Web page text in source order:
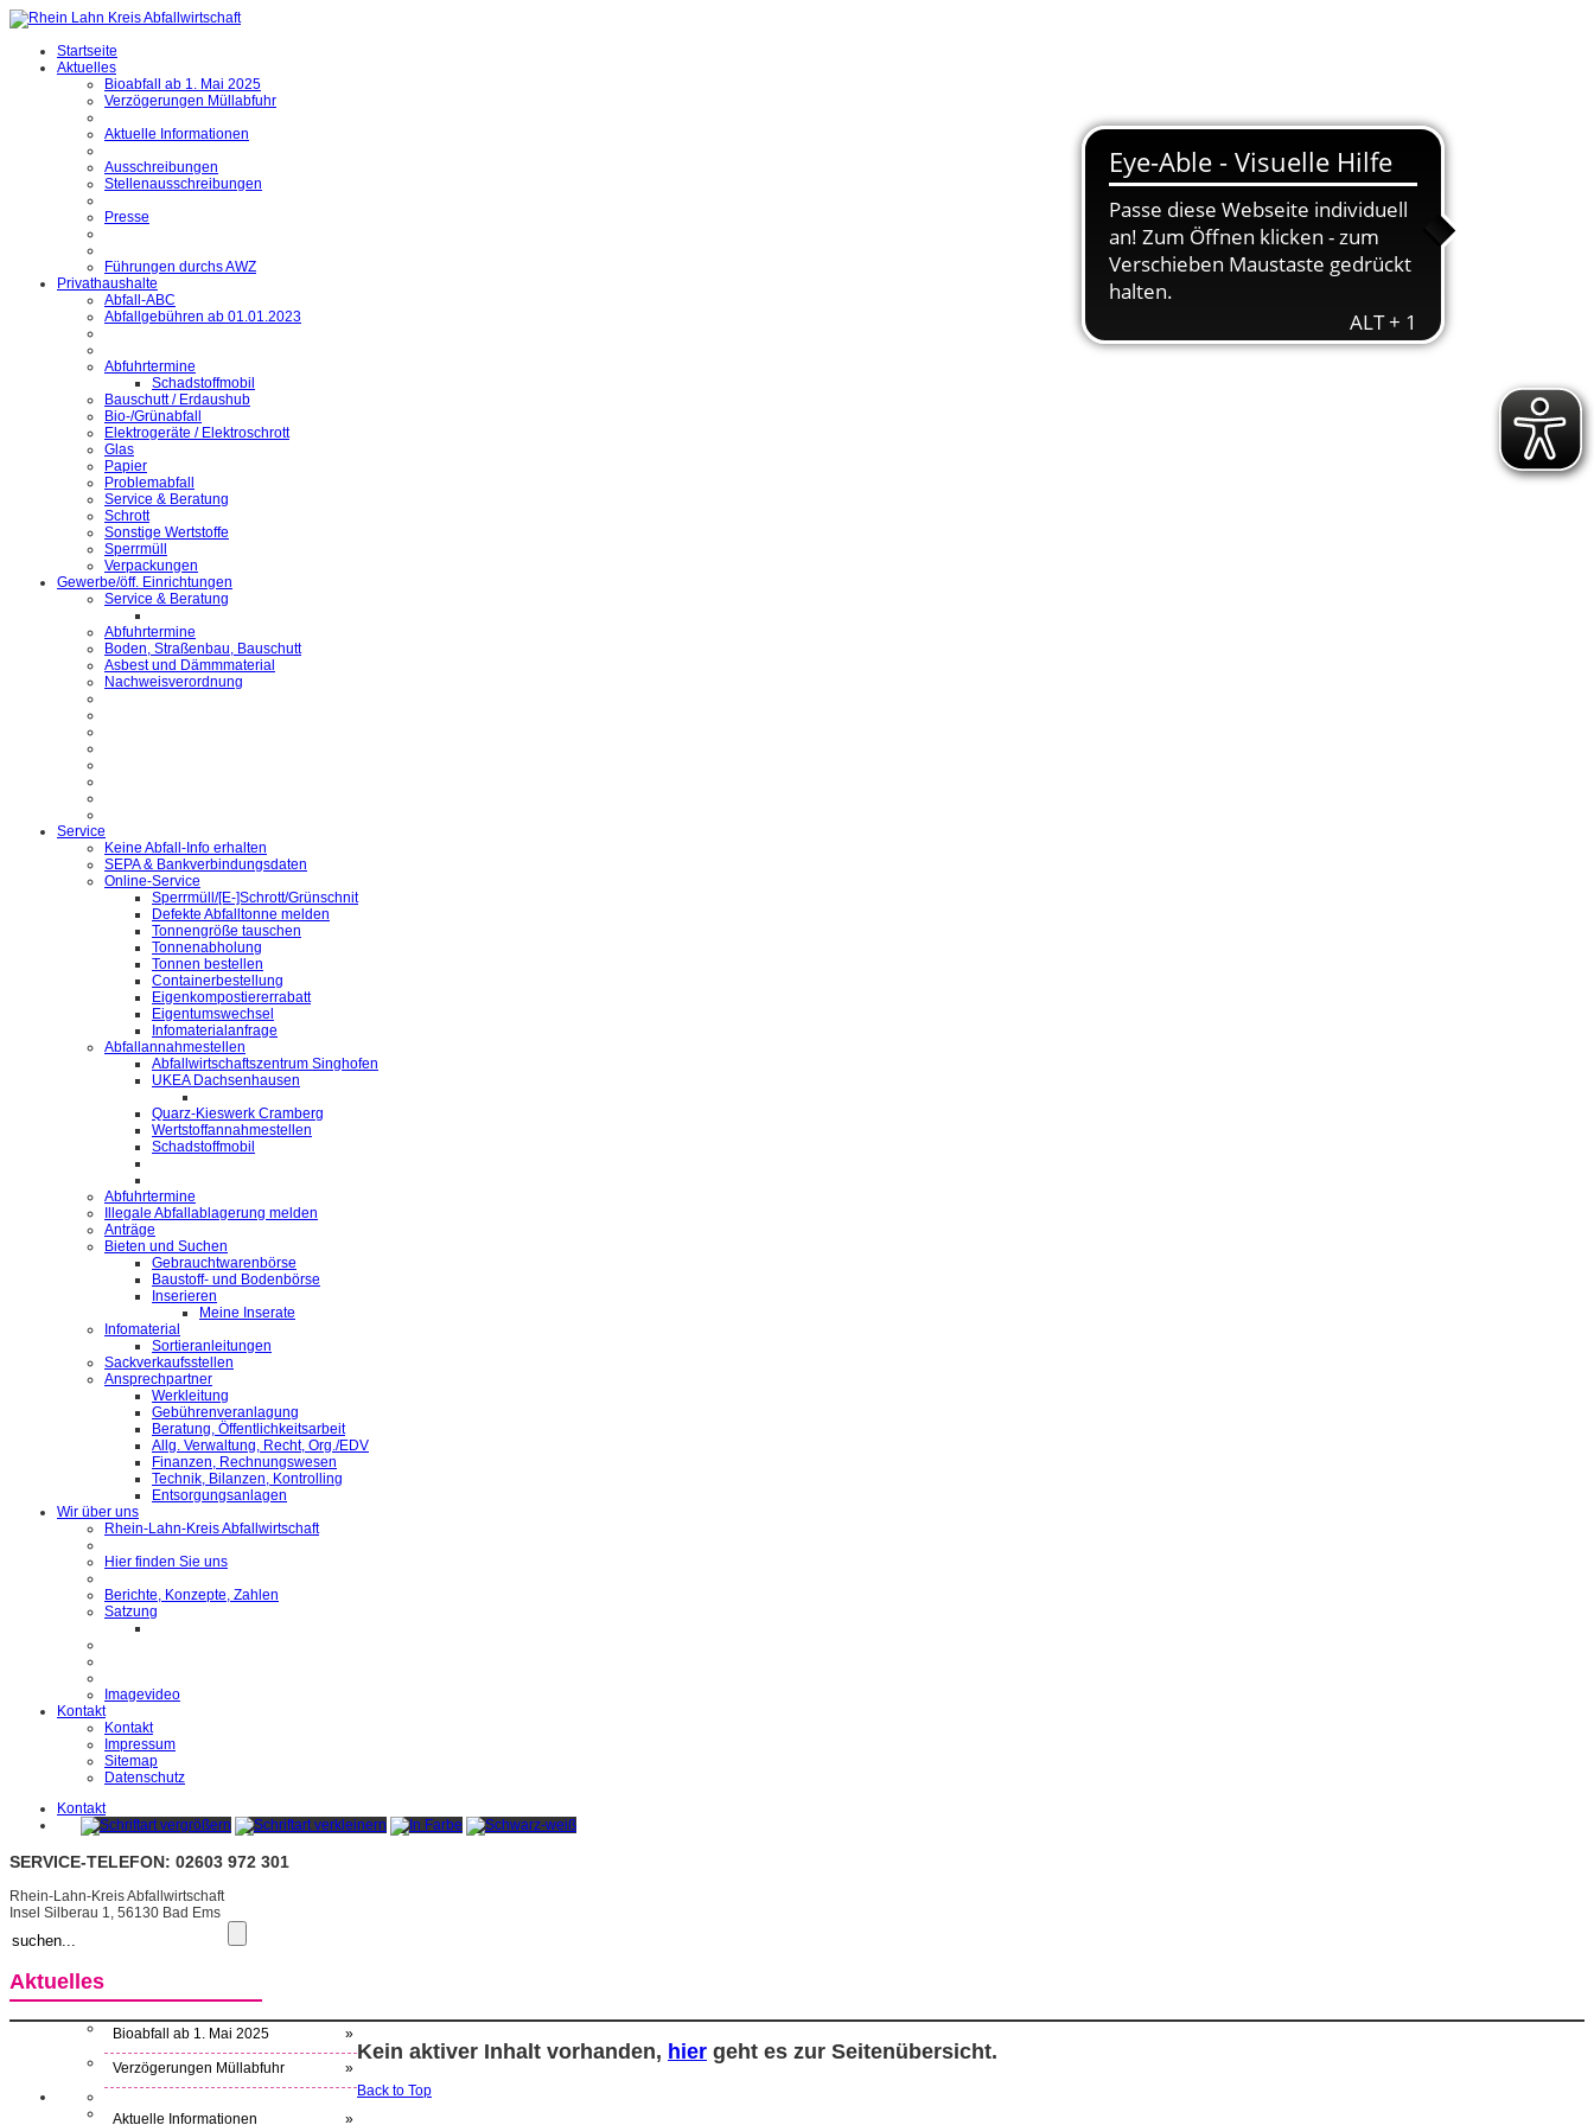
Startseite
Aktuelles
Bioabfall ab 1. Mai 2025
Verzögerungen Müllabfuhr
Aktuelle Informationen
Ausschreibungen
Stellenausschreibungen
Presse
Führungen durchs AWZ
Privathaushalte
Abfall-ABC
Abfallgebühren ab 01.01.2023
Abfuhrtermine
Schadstoffmobil
Bauschutt / Erdaushub
Bio-/Grünabfall
Elektrogeräte / Elektroschrott
Glas
Papier
Problemabfall
Service & Beratung
Schrott
Sonstige Wertstoffe
Sperrmüll
Verpackungen
Gewerbe/öff. Einrichtungen
Service & Beratung
Abfuhrtermine
Boden, Straßenbau, Bauschutt
Asbest und Dämmmaterial
Nachweisverordnung
Service
Keine Abfall-Info erhalten
SEPA & Bankverbindungsdaten
Online-Service
Sperrmüll/[E-]Schrott/Grünschnit
Defekte Abfalltonne melden
Tonnengröße tauschen
Tonnenabholung
Tonnen bestellen
Containerbestellung
Eigenkompostiererrabatt
Eigentumswechsel
Infomaterialanfrage
Abfallannahmestellen
Abfallwirtschaftszentrum Singhofen
UKEA Dachsenhausen
Quarz-Kieswerk Cramberg
Wertstoffannahmestellen
Schadstoffmobil
Abfuhrtermine
Illegale Abfallablagerung melden
Anträge
Bieten und Suchen
Gebrauchtwarenbörse
Baustoff- und Bodenbörse
Inserieren
Meine Inserate
Infomaterial
Sortieranleitungen
Sackverkaufsstellen
Ansprechpartner
Werkleitung
Gebührenveranlagung
Beratung, Öffentlichkeitsarbeit
Allg. Verwaltung, Recht, Org./EDV
Finanzen, Rechnungswesen
Technik, Bilanzen, Kontrolling
Entsorgungsanlagen
Wir über uns
Rhein-Lahn-Kreis Abfallwirtschaft
Hier finden Sie uns
Berichte, Konzepte, Zahlen
Satzung
Imagevideo
Kontakt
Kontakt
Impressum
Sitemap
Datenschutz
Kontakt
SERVICE-TELEFON: 02603 972 301
Rhein-Lahn-Kreis Abfallwirtschaft
Insel Silberau 1, 56130 Bad Ems
Aktuelles
Bioabfall ab 1. Mai 2025 »
Verzögerungen Müllabfuhr »
Aktuelle Informationen »
Kein aktiver Inhalt vorhanden, hier geht es zur Seitenübersicht.
Back to Top